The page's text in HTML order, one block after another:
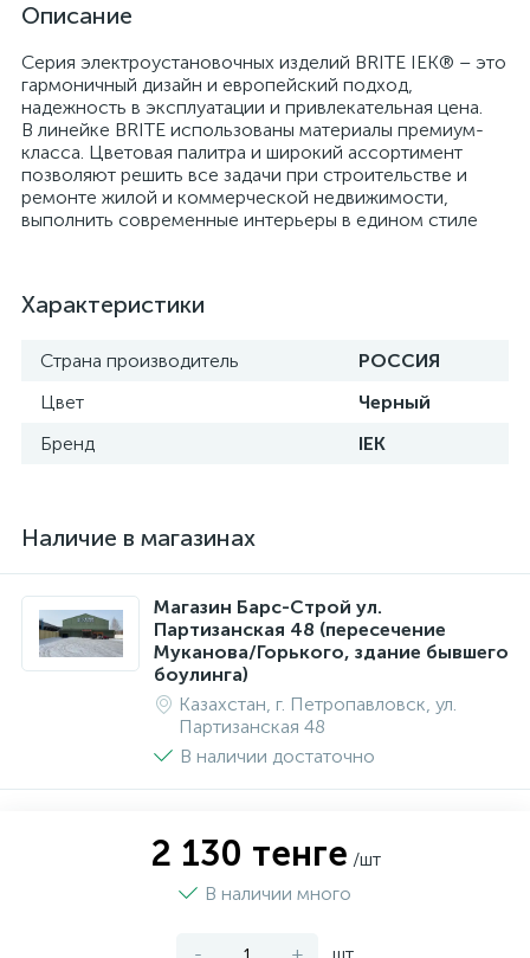
Описание
Серия электроустановочных изделий BRITE IEK® – это
гармоничный дизайн и европейский подход,
надежность в эксплуатации и привлекательная цена.
В линейке BRITE использованы материалы премиум-
класса. Цветовая палитра и широкий ассортимент
позволяют решить все задачи при строительстве и
ремонте жилой и коммерческой недвижимости,
выполнить современные интерьеры в едином стиле
Характеристики
Страна производитель
РОССИЯ
Цвет
Черный
Бренд
IEK
Наличие в магазинах
Магазин Барс-Строй ул.
Партизанская 48 (пересечение
Муканова/Горького, здание бывшего
боулинга)
Казахстан, г. Петропавловск, ул.
Партизанская 48
В наличии достаточно
2 130 тенге /шт
В наличии много